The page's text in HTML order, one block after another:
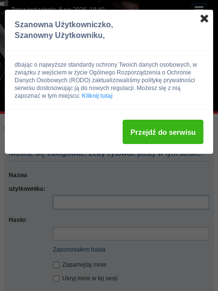
Teraz jest sobota, 8 sie 2026, 19:40
Skocz do:
Musisz się zalogować, żeby cytować posty w tym dziale.
Nazwa
użytkownika:
Hasło:
Zapomniałem hasła
Zapamiętaj mnie
Ukryj mnie w tej sesji
Szanowna Użytkowniczko,
Szanowny Użytkowniku,
dbając o najwyższe standardy ochrony Twoich danych osobowych, w
związku z wejściem w życie Ogólnego Rozporządzenia o Ochronie
Danych Osobowych (RODO) zaktualizowaliśmy politykę prywatności
serwisu dostosowując ją do nowych regulacji. Możesz się z nią
zapoznać w tym miejscu: Kliknij tutaj
Przejdź do serwisu